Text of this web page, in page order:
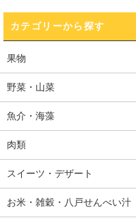
カテゴリーから探す
果物
野菜・山菜
魚介・海藻
肉類
スイーツ・デザート
お米・雑穀・八戸せんべい汁